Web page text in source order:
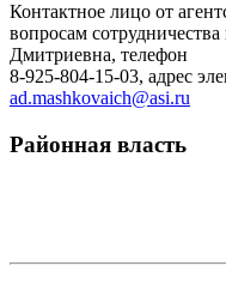
Контактное лицо от
вопросам
Дмитриевна, телефон
8-925-804-15-03, адрес
ad.mashkovaich@asi.ru
Районная власть